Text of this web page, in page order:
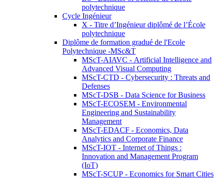
polytechnique
Cycle Ingénieur
X - Titre d’Ingénieur diplômé de l’École
polytechnique
Diplôme de formation gradué de l'Ecole
Polytechnique -MSc&T
MScT-AIAVC - Artificial Intelligence and
Advanced Visual Computing
MScT-CTD - Cybersecurity : Threats and
Defenses
MScT-DSB - Data Science for Business
MScT-ECOSEM - Environmental
Engineering and Sustainability
Management
MScT-EDACF - Economics, Data
Analytics and Corporate Finance
MScT-IOT - Internet of Things :
Innovation and Management Program
(IoT)
MScT-SCUP - Economics for Smart Cities